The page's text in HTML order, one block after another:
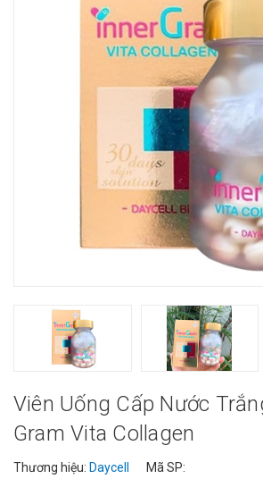
Viên Uống Cấp Nước
Gram Vita Collagen
Thương hiệu: Daycell Mã SP: